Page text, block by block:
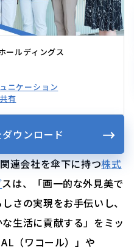
ールディングス
ニケーション
有
ウンロード
連会社を傘下に持つ株式
スは、「画一的な外見美で
さの実現をお手伝いし、
生活に貢献する」をミッ
（ワコール）」や